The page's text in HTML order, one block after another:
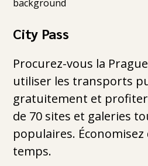
City Pass
Procurez-vous la
utiliser les transports
gratuitement et profiter
de 70 sites et galeries
populaires. Économisez
temps.